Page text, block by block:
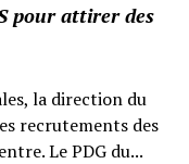
pour attirer des
la direction du
recrutements des
Le PDG du...